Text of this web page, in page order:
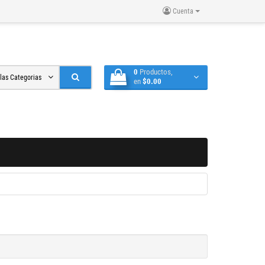
Cuenta
0 Productos,
en $0.00
Categorias